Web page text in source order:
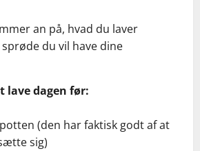
an på, hvad du laver
du vil have dine
lave dagen før:
(den har faktisk godt af at
sig)